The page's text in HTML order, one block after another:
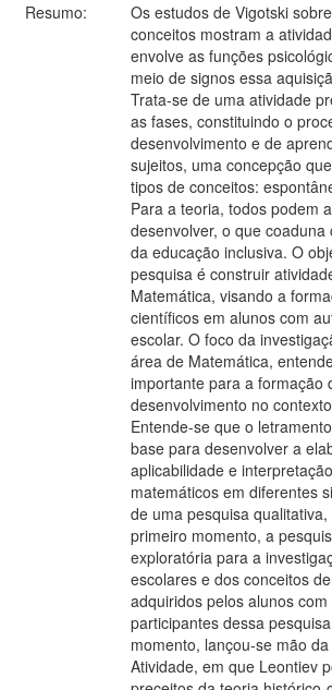
Resumo:
Os estudos de Vigotski
conceitos mostram a
envolve as funções
meio de signos essa
Trata-se de uma atividade
as fases, constituindo o
desenvolvimento e de
sujeitos, uma concepção
tipos de conceitos:
Para a teoria, todos podem
desenvolver, o que
da educação inclusiva. O
pesquisa é construir
Matemática, visando a
científicos em alunos com
escolar. O foco da
área de Matemática,
importante para a formação
desenvolvimento no
Entende-se que o
base para desenvolver a
aplicabilidade e
matemáticos em diferentes
de uma pesquisa
primeiro momento, a
exploratória para a
escolares e dos conceitos
adquiridos pelos alunos com
participantes dessa
momento, lançou-se mão
Atividade, em que Leontiev